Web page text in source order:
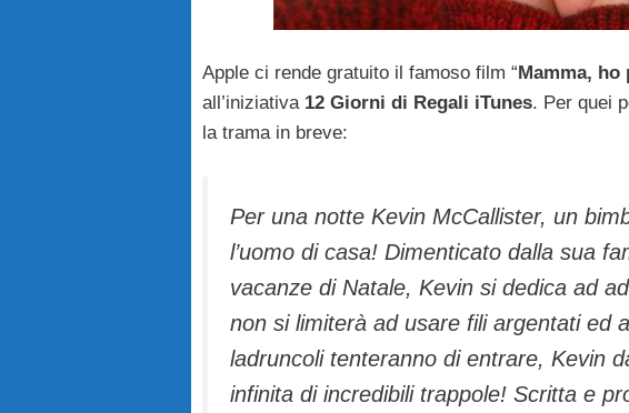
Apple ci rende gratuito il famoso film “ Mamma, ho
all’iniziativa 12 Giorni di Regali iTunes. Per quei
la trama in breve:
Per una notte Kevin McCallister, un
l’uomo di casa! Dimenticato dalla sua
vacanze di Natale, Kevin si dedica ad
non si limiterà ad usare fili argentati ed
ladruncoli tenteranno di entrare, Kevin
infinita di incredibili trappole! Scritta e